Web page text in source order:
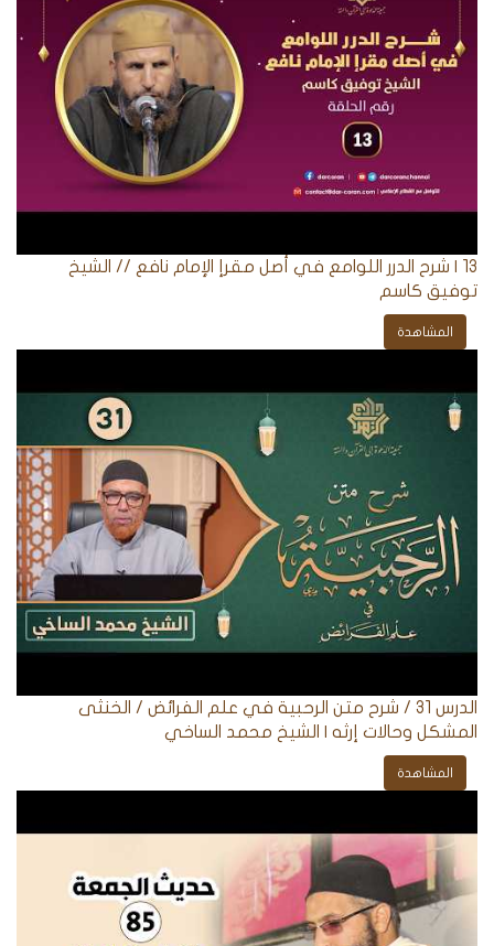
13 | شرح الدرر اللوامع في أصل مقرإ الإمام نافع // الشيخ
توفيق كاسم
المشاهدة
الدرس 31 / شرح متن الرحبية في علم الفرائض / الخنثى
المشكل وحالات إرثه | الشيخ محمد الساخي
المشاهدة